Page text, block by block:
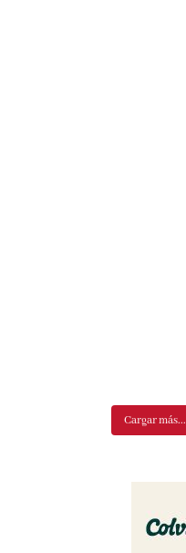
Cargar más...